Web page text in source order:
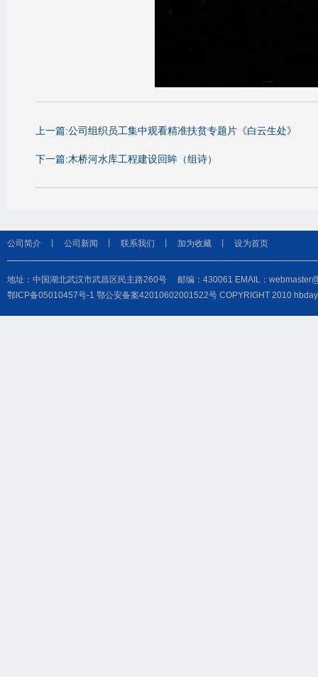
上一篇:公司组织员工集中观看精准扶贫专题片《白云生处》
下一篇:木桥河水库工程建设回眸（组诗）
公司简介 公司新闻 联系我们 加为收藏 设为首页
地址：中国湖北武汉市武昌区民主路260号 邮编：430061 EMAIL：
鄂ICP备05010457号-1 鄂公安备案42010602001522号 COPYRIGHT 2010